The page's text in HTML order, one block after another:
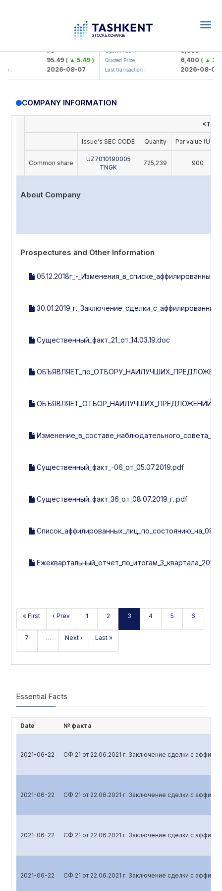
79
95.49( ▲ 5.49 )
2026-08-07
UZMK (<O'zmetkombinat> AJ)
Open Price : 6,099
Quoted Price : 6,400( ▲
Last transaction : 2026-08-07
COMPANY INFORMATION
Issue's SEC CODE Quanity Par value (UZS)
Common share
UZ7010190005
TNGK
725,239 900
About Company
Prospectures and Other Information
05.12.2018г_-
Существенный_факт_21_от_14.03.19.doc
Существенный_факт_-06_от_05.07.2019.pdf
Существенный_факт_36_от_08.07.2019_г..pdf
« First ‹ Prev 1 2 3 4 5 6
7 … Next › Last »
Essential Facts
Date № факта
2021-06-22 СФ 21 от 22.06.2021 г. Заключение сделки с
2021-06-22 СФ 21 от 22.06.2021 г. Заключение сделки с
2021-06-22 СФ 21 от 22.06.2021 г. Заключение сделки с
2021-06-22 СФ 21 от 22.06.2021 г. Заключение сделки с